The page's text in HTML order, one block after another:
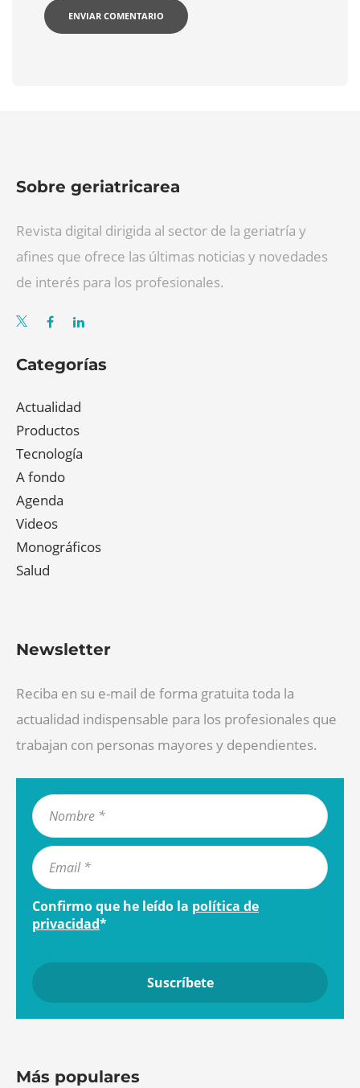
Sobre geriatricarea
Revista digital dirigida al sector de la geriatría y
afines que ofrece las últimas noticias y novedades
de interés para los profesionales.
Categorías
Actualidad
Productos
Tecnología
A fondo
Agenda
Videos
Monográficos
Salud
Newsletter
Reciba en su e-mail de forma gratuita toda la
actualidad indispensable para los profesionales que
trabajan con personas mayores y dependientes.
Confirmo que he leído la política de
privacidad*
Más populares